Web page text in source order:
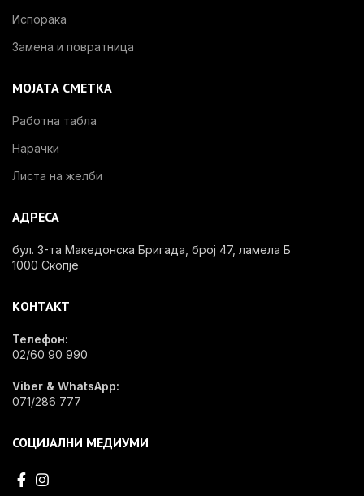
Испорака
Замена и повратница
МОЈАТА СМЕТКА
Работна табла
Нарачки
Листа на желби
АДРЕСА
бул. 3-та Македонска Бригада, број 47, ламела Б
1000 Скопје
КОНТАКТ
Телефон:
02/60 90 990
Viber & WhatsApp:
071/286 777
СОЦИЈАЛНИ МЕДИУМИ